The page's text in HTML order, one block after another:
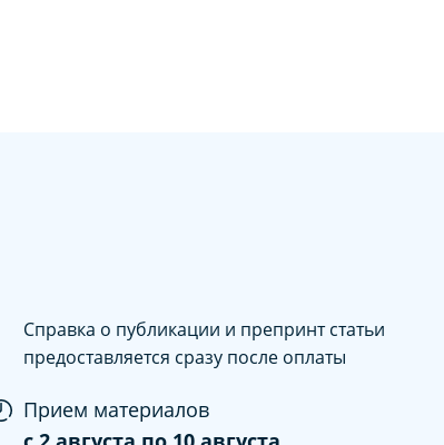
Справка о публикации и препринт статьи
предоставляется сразу после оплаты
Прием материалов